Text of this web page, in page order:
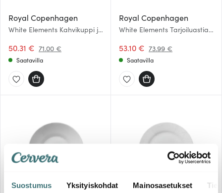
Suostumus Yksityiskohdat Mainosasetukset
Royal Copenhagen
White Elements Kahvikuppi ja
50.31 € 71.00 €
Saatavilla
Royal Copenhagen
White Elements Tarjoiluastia
53.10 € 73.99 €
Saatavilla